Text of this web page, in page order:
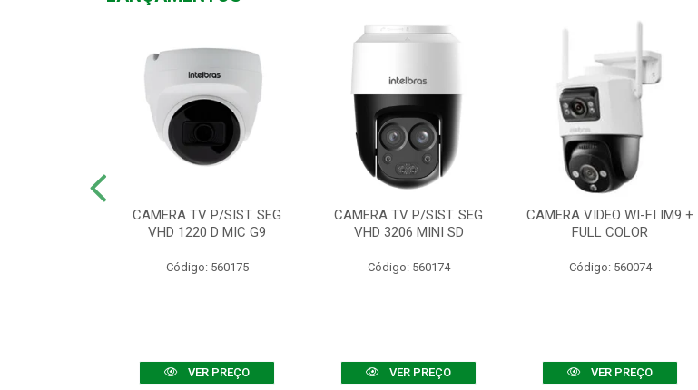
CAMERA TV P/SIST. SEG
VHD 1220 D MIC G9
Código: 560175
VER PREÇO
CAMERA TV P/SIST. SEG
VHD 3206 MINI SD
Código: 560174
VER PREÇO
CAMERA VIDEO WI-FI IM9 +
FULL COLOR
Código: 560074
VER PREÇO